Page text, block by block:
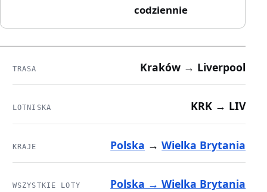
codziennie
TRASA Kraków → Liverpool
LOTNISKA KRK → LIV
KRAJE Polska →Wielka Brytania
WSZYSTKIE LOTY Polska → Wielka Brytania